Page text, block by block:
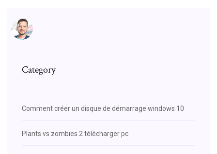
Category
Comment créer un disque de démarrage windows 10
Plants vs zombies 2 télécharger pc